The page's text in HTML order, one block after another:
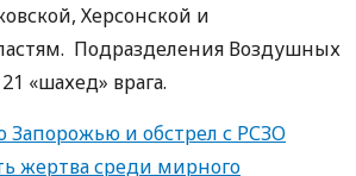
Херсонской и
Подразделения Воздушных
«шахед» врага.
Запорожью и обстрел с РСЗО
жертва среди мирного